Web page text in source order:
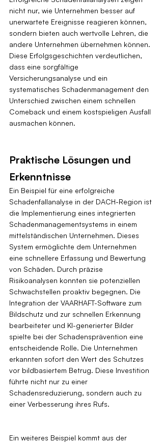
nicht nur, wie Unternehmen besser auf
unerwartete Ereignisse reagieren können,
sondern bieten auch wertvolle Lehren, die
andere Unternehmen übernehmen können.
Diese Erfolgsgeschichten verdeutlichen,
dass eine sorgfältige
Versicherungsanalyse und ein
systematisches Schadenmanagement den
Unterschied zwischen einem schnellen
Comeback und einem kostspieligen Ausfall
ausmachen können.
Praktische Lösungen und
Erkenntnisse
Ein Beispiel für eine erfolgreiche
Schadenfallanalyse in der DACH-Region ist
die Implementierung eines integrierten
Schadenmanagementsystems in einem
mittelständischen Unternehmen. Dieses
System ermöglichte dem Unternehmen
eine schnellere Erfassung und Bewertung
von Schäden. Durch präzise
Risikoanalysen konnten sie potenziellen
Schwachstellen proaktiv begegnen. Die
Integration der VAARHAFT-Software zum
Bildschutz und zur schnellen Erkennung
bearbeiteter und KI-generierter Bilder
spielte bei der Schadensprävention eine
entscheidende Rolle. Die Unternehmen
erkannten sofort den Wert des Schutzes
vor bildbasiertem Betrug. Diese Investition
führte nicht nur zu einer
Schadensreduzierung, sondern auch zu
einer Verbesserung ihres Rufs.
Ein weiteres Beispiel kommt aus der